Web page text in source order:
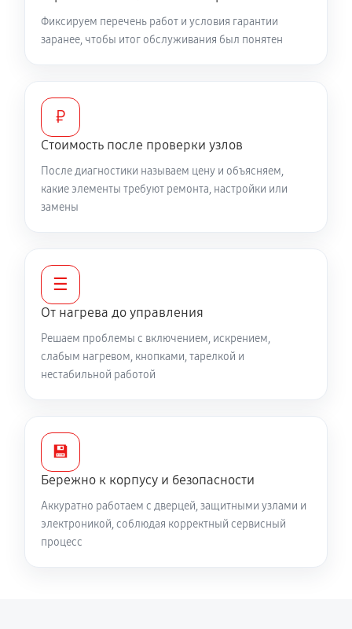
Фиксируем перечень работ и условия гарантии
заранее, чтобы итог обслуживания был понятен
₽
Стоимость после проверки узлов
После диагностики называем цену и объясняем,
какие элементы требуют ремонта, настройки или
замены
☰
От нагрева до управления
Решаем проблемы с включением, искрением,
слабым нагревом, кнопками, тарелкой и
нестабильной работой
💾
Бережно к корпусу и безопасности
Аккуратно работаем с дверцей, защитными узлами и
электроникой, соблюдая корректный сервисный
процесс